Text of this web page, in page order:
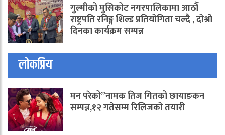
गुल्मीको मुसिकोट नगरपालिकामा आठौँ
राष्ट्रपति रनिङ्ग शिल्ड प्रतियोगिता चल्दै , दोश्रो
दिनका कार्यक्रम सम्पन्न
लोकप्रिय
मन परेको”नामक तिज गितको छायाङकन
सम्पन्न,१२ गतेसम्म रिलिजको तयारी